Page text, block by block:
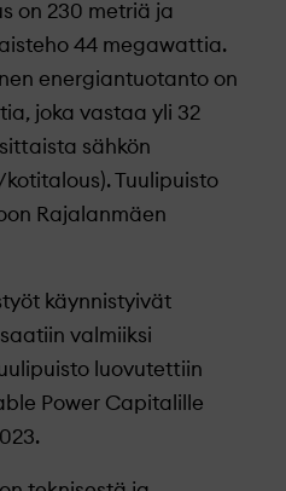
on 230 metriä ja
44 megawattia.
energiantuotanto on
joka vastaa yli 32
sähkön
Tuulipuisto
Rajalanmäen
käynnistyivät
valmiiksi
luovutettiin
Power Capitalille